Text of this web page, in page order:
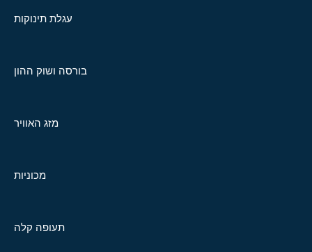
עגלת תינוקות
בורסה ושוק ההון
מזג האוויר
מכוניות
תעופה קלה